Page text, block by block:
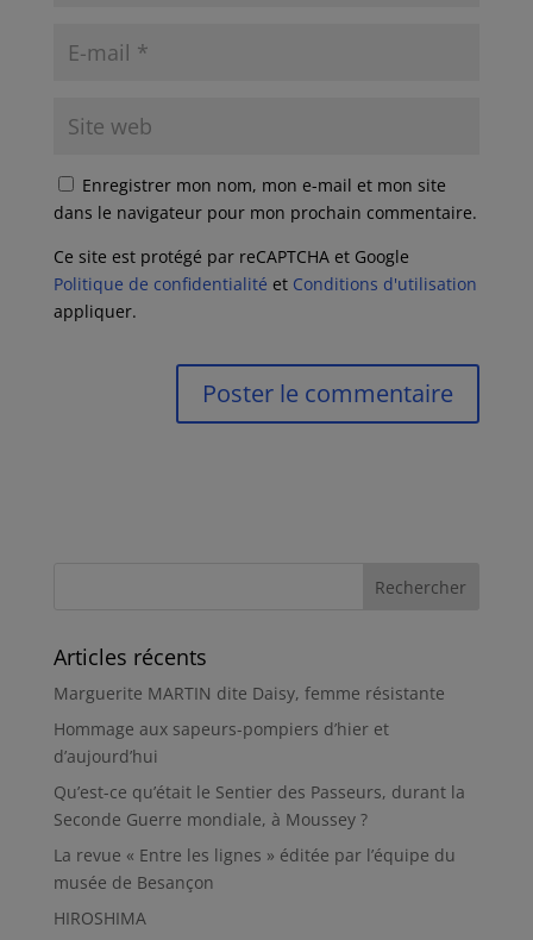
Enregistrer mon nom, mon e-mail et mon site
dans le navigateur pour mon prochain commentaire.
Ce site est protégé par reCAPTCHA et Google
Politique de confidentialité et Conditions d'utilisation
appliquer.
Articles récents
Marguerite MARTIN dite Daisy, femme résistante
Hommage aux sapeurs-pompiers d’hier et
d’aujourd’hui
Qu’est-ce qu’était le Sentier des Passeurs, durant la
Seconde Guerre mondiale, à Moussey ?
La revue « Entre les lignes » éditée par l’équipe du
musée de Besançon
HIROSHIMA